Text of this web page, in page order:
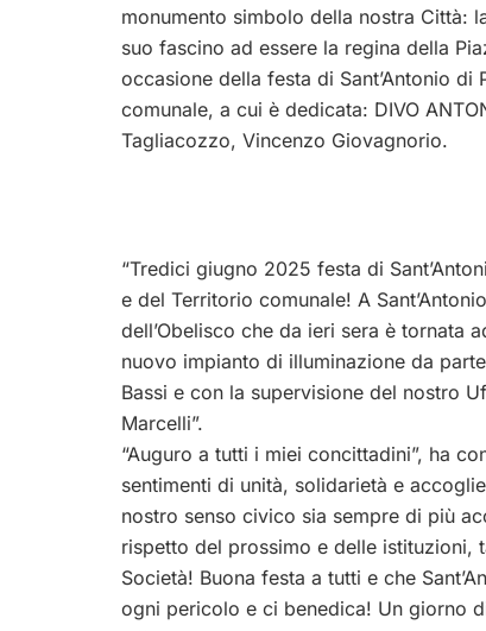
monumento simbolo della nostra Città:
suo fascino ad essere la regina della
occasione della festa di Sant’Antonio
comunale, a cui è dedicata: DIVO
Tagliacozzo, Vincenzo Giovagnorio.
“Tredici giugno 2025 festa di
e del Territorio comunale! A
dell’Obelisco che da ieri sera è tornata
nuovo impianto di illuminazione da
Bassi e con la supervisione del nostro
Marcelli”.
“Auguro a tutti i miei concittadini”, ha
sentimenti di unità, solidarietà e
nostro senso civico sia sempre di più
rispetto del prossimo e delle istituzioni,
Società! Buona festa a tutti e che
ogni pericolo e ci benedica! Un giorno